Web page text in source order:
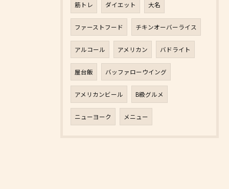
筋トレ ダイエット 大名
ファーストフード チキンオーバーライス
アルコール アメリカン バドライト
屋台飯 バッファローウイング
アメリカンビール B級グルメ
ニューヨーク メニュー